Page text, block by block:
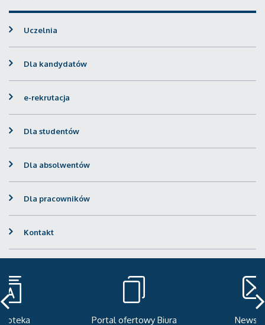
Uczelnia
Dla kandydatów
e-rekrutacja
Dla studentów
Dla absolwentów
Dla pracowników
Kontakt
Portal ofertowy Biura
Newsletter